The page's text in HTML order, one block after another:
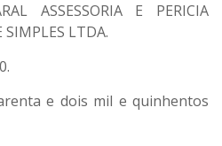
ASSESSORIA E PERICIA
LTDA.
e dois mil e quinhentos